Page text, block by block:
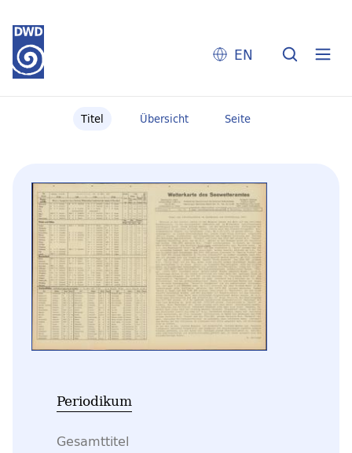
EN
Titel Übersicht Seite
Periodikum
Gesamttitel